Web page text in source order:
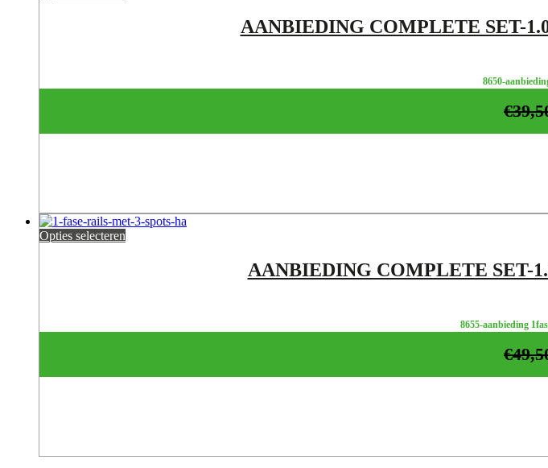
AANBIEDING COMPLETE SET-
8650-
€
Opties selecteren
AANBIEDING COMPLETE SET-
8655-aanbieding
€